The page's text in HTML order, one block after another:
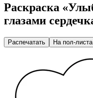
Раскраска
глазами
Распечатать На пол-листа